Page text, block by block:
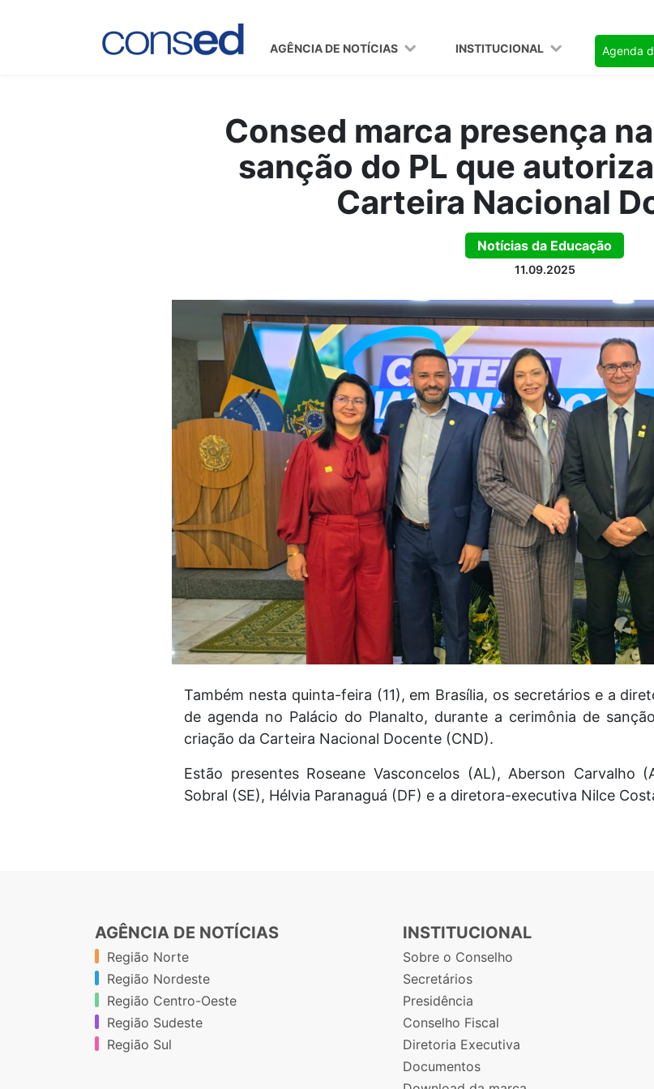
AGÊNCIA DE NOTÍCIAS INSTITUCIONAL Agenda
Consed marca presença
sanção do PL que
Carteira Nacional
Notícias da Educação
11.09.2025
Também nesta quinta-feira (11), em Brasília, os secretários e a
de agenda no Palácio do Planalto, durante a cerimônia de
criação da Carteira Nacional Docente (CND).
Estão presentes Roseane Vasconcelos (AL), Aberson Carvalho
Sobral (SE), Hélvia Paranaguá (DF) e a diretora-executiva Nilce
AGÊNCIA DE NOTÍCIAS
Região Norte
Região Nordeste
Região Centro-Oeste
Região Sudeste
Região Sul
INSTITUCIONAL
Sobre o Conselho
Secretários
Presidência
Conselho Fiscal
Diretoria Executiva
Documentos